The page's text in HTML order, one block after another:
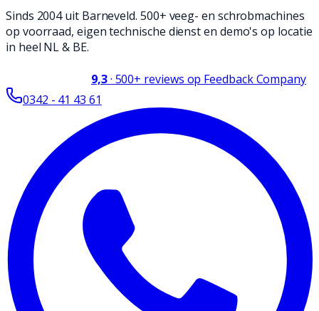
Sinds 2004 uit Barneveld. 500+ veeg- en schrobmachines
op voorraad, eigen technische dienst en demo's op locatie
in heel NL & BE.
9,3· 500+ reviews op Feedback Company
0342 - 41 43 61